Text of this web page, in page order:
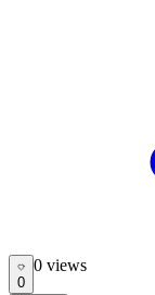
0
0 views